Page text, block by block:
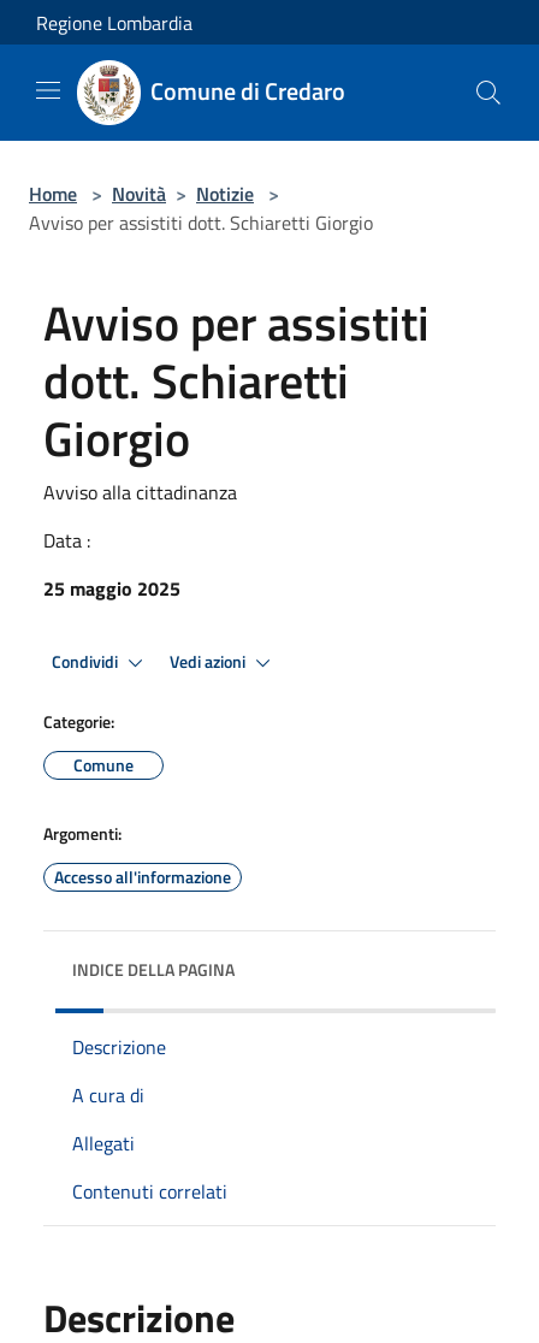
Salta al contenuto principale
Regione Lombardia
Comune di Credaro
Home > Novità > Notizie >
Avviso per assistiti dott. Schiaretti Giorgio
Avviso per assistiti
dott. Schiaretti
Giorgio
Avviso alla cittadinanza
Data :
25 maggio 2025
Condividi Vedi azioni
Categorie:
Comune
Argomenti:
Accesso all'informazione
INDICE DELLA PAGINA
Descrizione
A cura di
Allegati
Contenuti correlati
Descrizione